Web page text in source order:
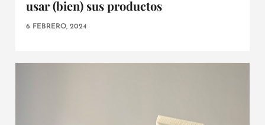
usar (bien) sus productos
6 FEBRERO, 2024